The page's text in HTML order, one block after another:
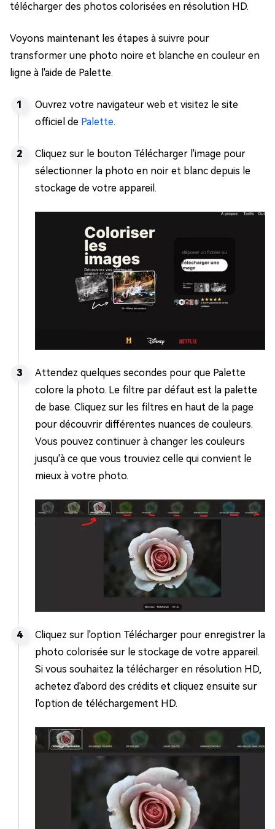
télécharger des photos colorisées en résolution HD.
Voyons maintenant les étapes à suivre pour
transformer une photo noire et blanche en couleur en
ligne à l'aide de Palette.
Ouvrez votre navigateur web et visitez le site
officiel de Palette.
Cliquez sur le bouton Télécharger l'image pour
sélectionner la photo en noir et blanc depuis le
stockage de votre appareil.
Attendez quelques secondes pour que Palette
colore la photo. Le filtre par défaut est la palette
de base. Cliquez sur les filtres en haut de la page
pour découvrir différentes nuances de couleurs.
Vous pouvez continuer à changer les couleurs
jusqu'à ce que vous trouviez celle qui convient le
mieux à votre photo.
Cliquez sur l'option Télécharger pour enregistrer la
photo colorisée sur le stockage de votre appareil.
Si vous souhaitez la télécharger en résolution HD,
achetez d'abord des crédits et cliquez ensuite sur
l'option de téléchargement HD.